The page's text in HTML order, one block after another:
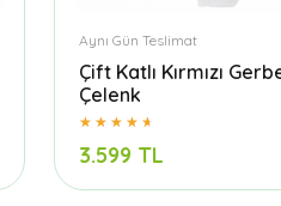
Aynı Gün Teslimat
Çift Katlı Kırmızı
Çelenk
3.599 TL